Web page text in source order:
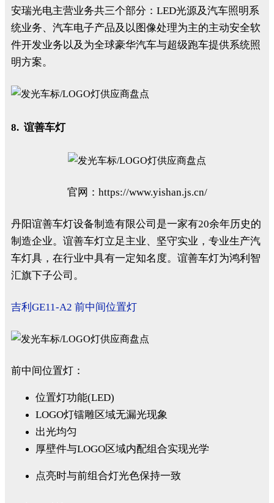
安瑞光电主营业务共三个部分：LED光源及汽车照明系
统业务、汽车电子产品及以图像处理为主的主动安全软
件开发业务以及为全球豪华汽车与超级跑车提供系统照
明方案。
8. 谊善车灯
官网：https://www.yishan.js.cn/
丹阳谊善车灯设备制造有限公司是一家有20余年历史的
制造企业。谊善车灯立足主业、坚守实业，专业生产汽
车灯具，在行业中具有一定知名度。谊善车灯为鸿利智
汇旗下子公司。
吉利GE11-A2 前中间位置灯
前中间位置灯：
位置灯功能(LED)
LOGO灯镭雕区域无漏光现象
出光均匀
厚壁件与LOGO区域内配组合实现光学
点亮时与前组合灯光色保持一致